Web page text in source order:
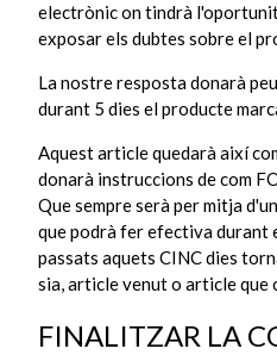
electrònic on tindrà
exposar els dubtes sobre el
La nostre resposta donarà peu
durant 5 dies el producte
Aquest article quedarà així
donarà instruccions de com
Que sempre serà per mitja
que podrà fer efectiva durant
passats aquets CINC dies
sia, article venut o article que
FINALITZAR LA